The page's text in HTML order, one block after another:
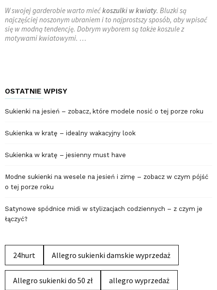
W swojej garderobie warto miećkoszulki w kwiaty. Bluzki są
najczęściej noszonym ubraniem i to najprostszy sposób, aby wpisać
się w modną tendencję. Dobrym wyborem są także koszule z
motywami kwiatowymi. …
OSTATNIE WPISY
Sukienki na jesień – zobacz, które modele nosić o tej porze roku
Sukienka w kratę – idealny wakacyjny look
Sukienka w kratę – jesienny must have
Modne sukienki na wesele na jesień i zimę – zobacz w czym pójść
o tej porze roku
Satynowe spódnice midi w stylizacjach codziennych – z czym je
łączyć?
24hurt Allegro sukienki damskie wyprzedaż
Allegro sukienki do 50 zł allegro wyprzedaż